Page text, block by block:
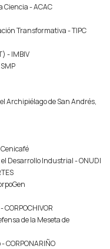
Ciencia - ACAC
Transformativa - TIPC
- IMBIV
Archipiélago de San Andrés,
Desarrollo Industrial - ONUDI
de la Meseta de
CORPONARIÑO